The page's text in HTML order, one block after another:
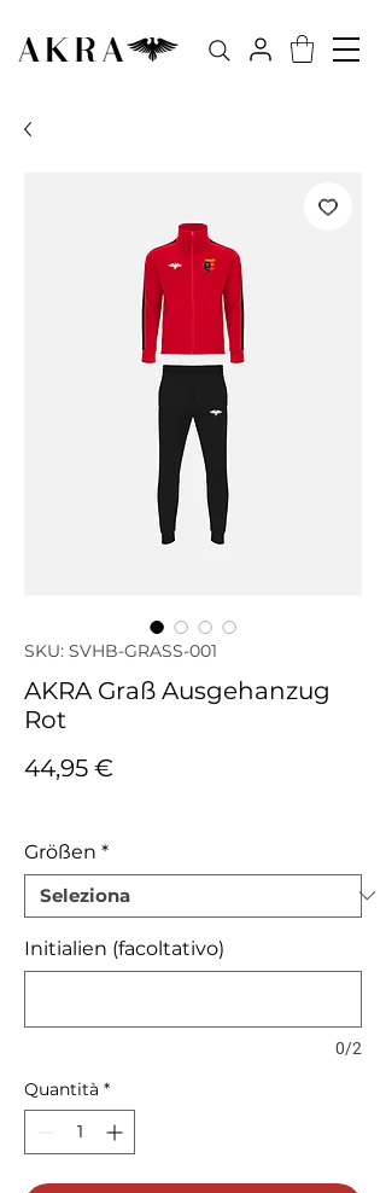
SKU: SVHB-GRASS-001
AKRA Graß Ausgehanzug
Rot
44,95 €
Größen *
Initialien (facoltativo)
0/2
Quantità *